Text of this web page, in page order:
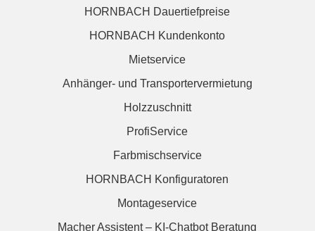
HORNBACH Dauertiefpreise
HORNBACH Kundenkonto
Mietservice
Anhänger- und Transportervermietung
Holzzuschnitt
ProfiService
Farbmischservice
HORNBACH Konfiguratoren
Montageservice
Macher Assistent – KI-Chatbot Beratung